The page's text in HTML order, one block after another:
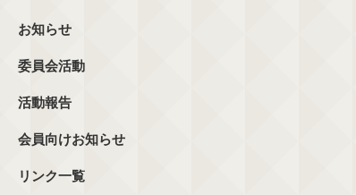
お知らせ
委員会活動
活動報告
会員向けお知らせ
リンク一覧